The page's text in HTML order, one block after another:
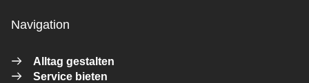
Navigation
Alltag gestalten
Service bieten